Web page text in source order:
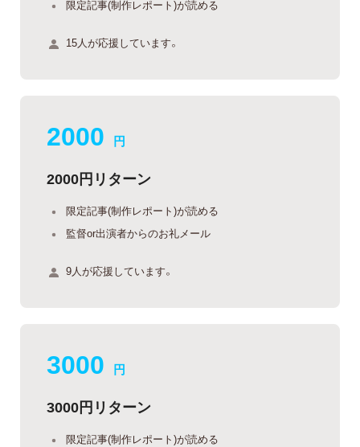
限定記事(制作レポート)が読める
15人が応援しています。
2000 円
2000円リターン
限定記事(制作レポート)が読める
監督or出演者からのお礼メール
9人が応援しています。
3000 円
3000円リターン
限定記事(制作レポート)が読める